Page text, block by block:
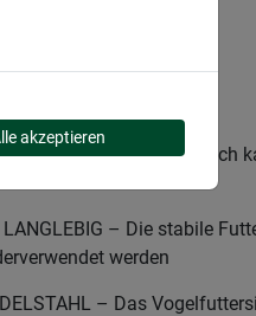
–Dank abnehmbarem Dach
LANGLEBIG – Die stabile
werden
– Das
akzeptieren